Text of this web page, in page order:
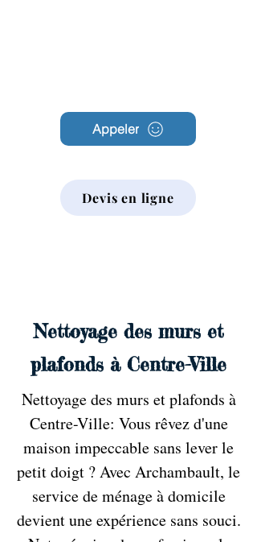
Appeler
Devis en ligne
Nettoyage des murs et
plafonds à Centre-Ville
Nettoyage des murs et plafonds à
Centre-Ville: Vous rêvez d'une
maison impeccable sans lever le
petit doigt ? Avec Archambault, le
service de ménage à domicile
devient une expérience sans souci.